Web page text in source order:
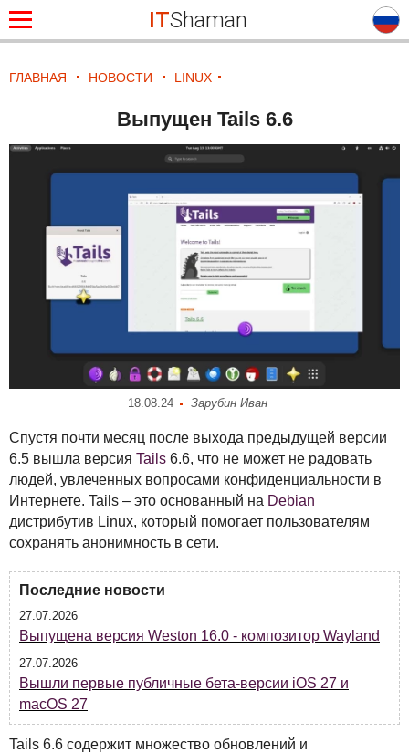
ITShaman
ГЛАВНАЯ НОВОСТИ LINUX
Выпущен Tails 6.6
18.08.24 Зарубин Иван
Спустя почти месяц после выхода предыдущей версии
6.5 вышла версия Tails 6.6, что не может не радовать
людей, увлеченных вопросами конфиденциальности в
Интернете. Tails – это основанный на Debian
дистрибутив Linux, который помогает пользователям
сохранять анонимность в сети.
Последние новости
27.07.2026
Выпущена версия Weston 16.0 - композитор Wayland
27.07.2026
Вышли первые публичные бета-версии iOS 27 и
macOS 27
Tails 6.6 содержит множество обновлений и